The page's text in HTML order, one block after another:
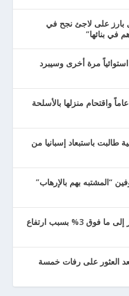
بارز على لاجئ نجح في
في بنائها”
مرة أخرى وسيبرد
اختطاف امرأة تبلغ من العمر 20 عاماً واقتحام منزلها بالأسلحة
طالبت باستبعاد إسبانيا من
“المشتبه بهم بالإرهاب”
عاد معدل التضخم وارتفاع الأسعار إلى ما فوق 3% بسبب ارتفاع
العثور على رفات خمسة